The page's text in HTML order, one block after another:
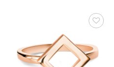
AUF DIE
WUNSCHLISTE